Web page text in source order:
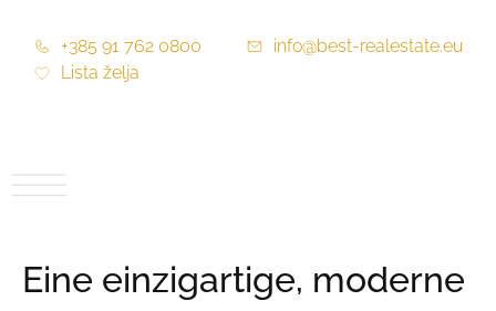
+385 91 762 0800
info@best-realestate.eu
Lista želja
Eine einzigartige, moderne